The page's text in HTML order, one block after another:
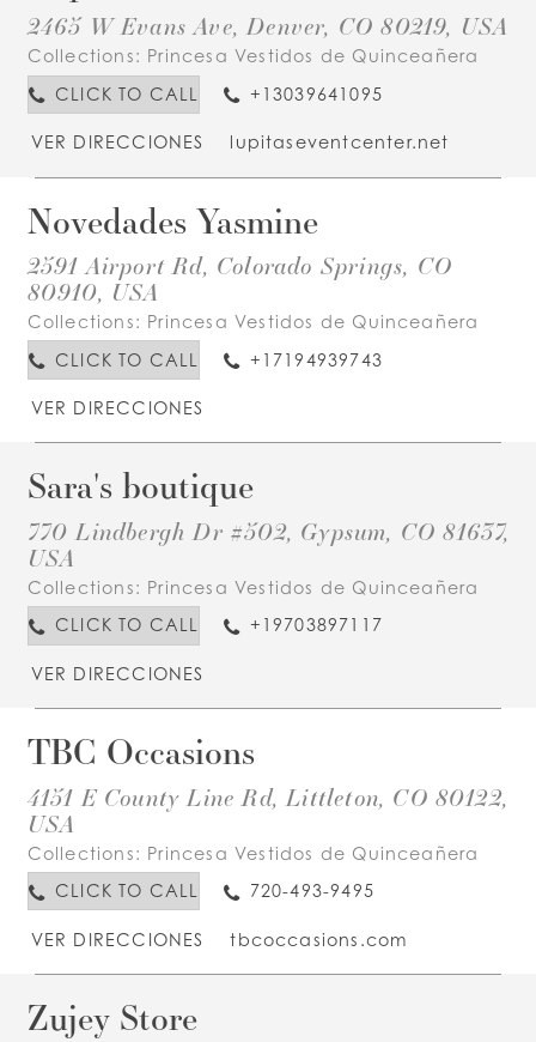
2465 W Evans Ave, Denver, CO 80219, USA
Collections: Princesa Vestidos de Quinceañera
CLICK TO CALL
+13039641095
VER DIRECCIONES lupitaseventcenter.net
Novedades Yasmine
2591 Airport Rd, Colorado Springs, CO
80910, USA
Collections: Princesa Vestidos de Quinceañera
CLICK TO CALL
+17194939743
VER DIRECCIONES
Sara's boutique
770 Lindbergh Dr #502, Gypsum, CO 81637,
USA
Collections: Princesa Vestidos de Quinceañera
CLICK TO CALL
+19703897117
VER DIRECCIONES
TBC Occasions
4151 E County Line Rd, Littleton, CO 80122,
USA
Collections: Princesa Vestidos de Quinceañera
CLICK TO CALL
720-493-9495
VER DIRECCIONES tbcoccasions.com
Zujey Store